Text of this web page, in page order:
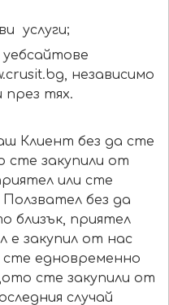
услуги;
независимо
през тях.
Клиент без да сте
сте закупили от
или сте
без да
близък, приятел
е закупил от нас
сте едновременно
сте закупили от
случай